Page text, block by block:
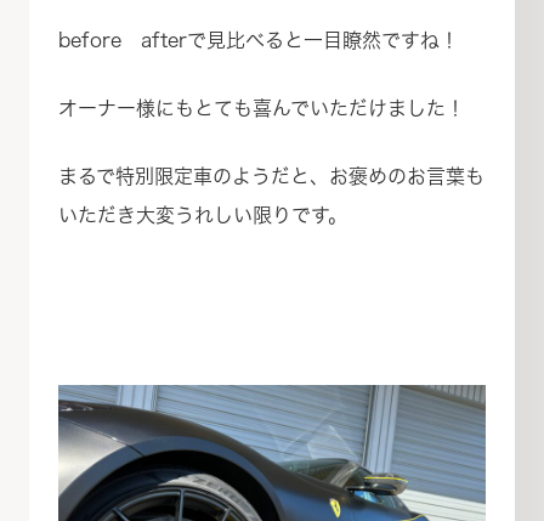
before afterで見比べると一目瞭然ですね！
オーナー様にもとても喜んでいただけました！
まるで特別限定車のようだと、お褒めのお言葉も
いただき大変うれしい限りです。